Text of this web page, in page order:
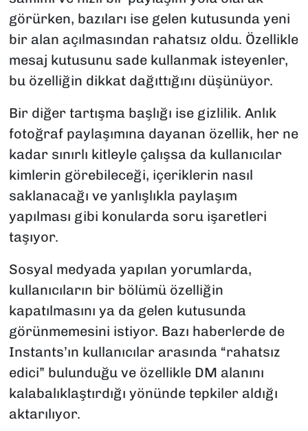
görürken, bazıları ise gelen kutusunda yeni
bir alan açılmasından rahatsız oldu. Özellikle
mesaj kutusunu sade kullanmak isteyenler,
bu özelliğin dikkat dağıttığını düşünüyor.
Bir diğer tartışma başlığı ise gizlilik. Anlık
fotoğraf paylaşımına dayanan özellik, her ne
kadar sınırlı kitleyle çalışsa da kullanıcılar
kimlerin görebileceği, içeriklerin nasıl
saklanacağı ve yanlışlıkla paylaşım
yapılması gibi konularda soru işaretleri
taşıyor.
Sosyal medyada yapılan yorumlarda,
kullanıcıların bir bölümü özelliğin
kapatılmasını ya da gelen kutusunda
görünmemesini istiyor. Bazı haberlerde de
Instants’ın kullanıcılar arasında “rahatsız
edici” bulunduğu ve özellikle DM alanını
kalabalıklaştırdığı yönünde tepkiler aldığı
aktarılıyor.